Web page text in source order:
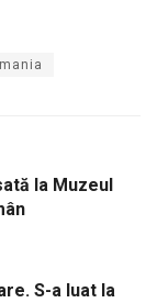
la Muzeul
S-a luat la